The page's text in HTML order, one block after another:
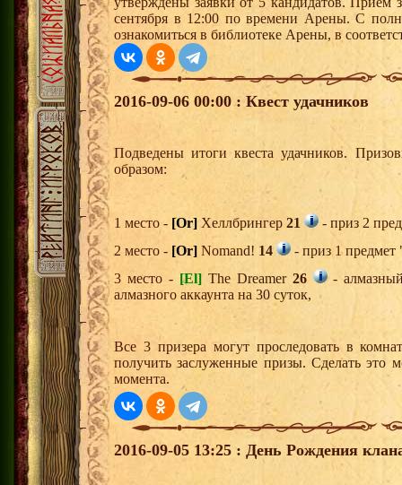
сентября в 12:00 по времени Арены. С
ознакомиться в библиотеке Арены, в
2016-09-06 00:00 : Квест удачников
Подведены итоги квеста удачников.
образом:
1 место - [Or] Хеллбрингер 21
- приз 2
2 место - [Or] Nomand! 14
- приз 1 предмет
3 место - [El]The Dreamer 26
-
алмазного аккаунта на 30 суток,
Все 3 призера могут проследовать в
получить заслуженные призы. Сделать это
момента.
2016-09-05 13:25 : День Рождения